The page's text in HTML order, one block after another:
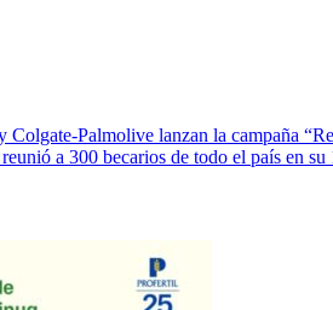
Palmolive lanzan la campaña
a 300 becarios de todo el país en